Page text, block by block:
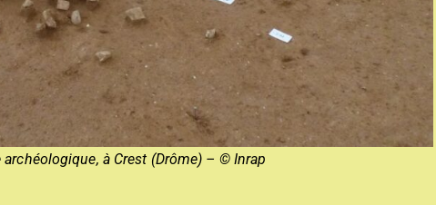
à Crest (Drôme) – © Inrap